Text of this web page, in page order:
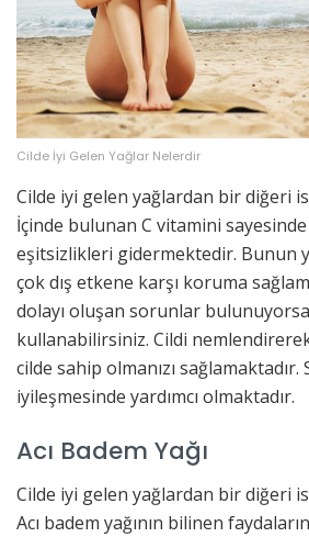
Cilde İyi Gelen Yağlar Nelerdir
Cilde iyi gelen yağlardan bir diğeri
İçinde bulunan C vitamini
eşitsizlikleri gidermektedir. Bunun
çok dış etkene karşı koruma
dolayı oluşan sorunlar
kullanabilirsiniz. Cildi
cilde sahip olmanızı
iyileşmesinde yardımcı olmaktadır.
Acı Badem Yağı
Cilde iyi gelen yağlardan bir diğeri
Acı badem yağının bilinen